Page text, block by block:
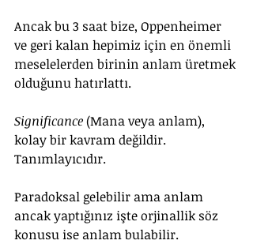
Ancak bu 3 saat bize, Oppenheimer
ve geri kalan hepimiz için en önemli
meselelerden birinin anlam üretmek
olduğunu hatırlattı.
Significance (Mana veya anlam),
kolay bir kavram değildir.
Tanımlayıcıdır.
Paradoksal gelebilir ama anlam
ancak yaptığınız işte orjinallik söz
konusu ise anlam bulabilir.